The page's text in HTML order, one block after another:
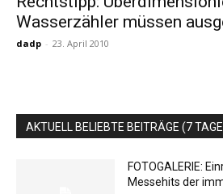
Wasserzähler müssen
dadp - 23. April 2010
AKTUELL BELIEBTE BEITRÄGE (7
FOTOGALERIE:
Messehits der